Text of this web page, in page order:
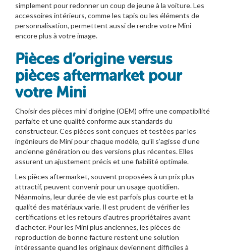
simplement pour redonner un coup de jeune à la voiture. Les
accessoires intérieurs, comme les tapis ou les éléments de
personnalisation, permettent aussi de rendre votre Mini
encore plus à votre image.
Pièces d’origine versus
pièces aftermarket pour
votre Mini
Choisir des pièces mini d’origine (OEM) offre une compatibilité
parfaite et une qualité conforme aux standards du
constructeur. Ces pièces sont conçues et testées par les
ingénieurs de Mini pour chaque modèle, qu’il s’agisse d’une
ancienne génération ou des versions plus récentes. Elles
assurent un ajustement précis et une fiabilité optimale.
Les pièces aftermarket, souvent proposées à un prix plus
attractif, peuvent convenir pour un usage quotidien.
Néanmoins, leur durée de vie est parfois plus courte et la
qualité des matériaux varie. Il est prudent de vérifier les
certifications et les retours d’autres propriétaires avant
d’acheter. Pour les Mini plus anciennes, les pièces de
reproduction de bonne facture restent une solution
intéressante quand les originaux deviennent difficiles à